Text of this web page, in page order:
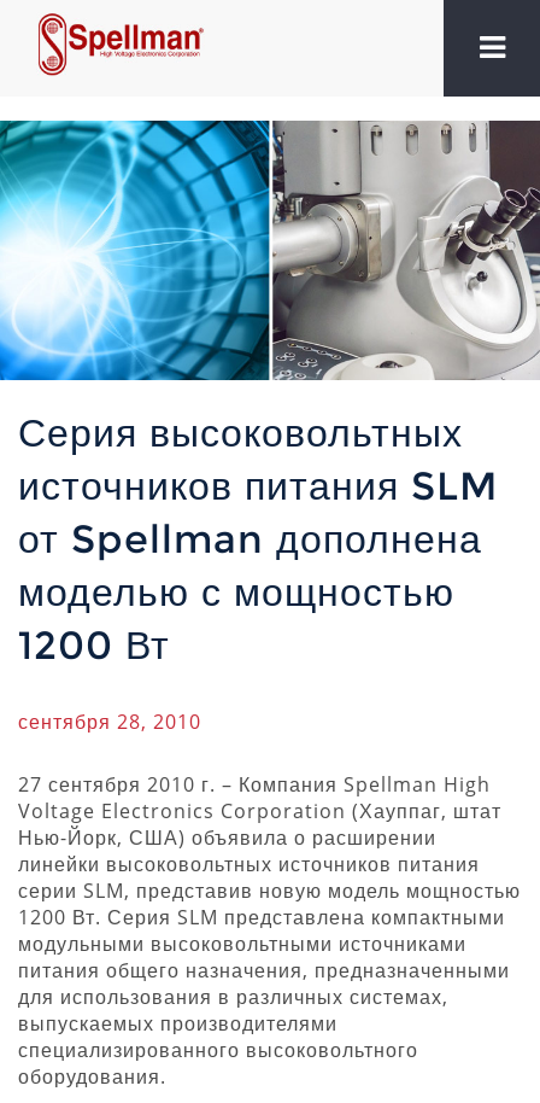
Серия высоковольтных
источников питания SLM
от Spellman дополнена
моделью с мощностью
1200 Вт
сентября 28, 2010
27 сентября 2010 г. – Компания Spellman High
Voltage Electronics Corporation (Хауппаг, штат
Нью-Йорк, США) объявила о расширении
линейки высоковольтных источников питания
серии SLM, представив новую модель мощностью
1200 Вт. Серия SLM представлена компактными
модульными высоковольтными источниками
питания общего назначения, предназначенными
для использования в различных системах,
выпускаемых производителями
специализированного высоковольтного
оборудования.